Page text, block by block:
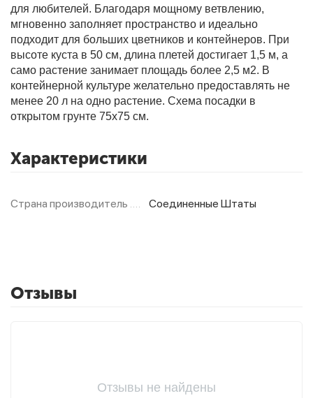
для любителей. Благодаря мощному ветвлению,
мгновенно заполняет пространство и идеально
подходит для больших цветников и контейнеров. При
высоте куста в 50 см, длина плетей достигает 1,5 м, а
само растение занимает площадь более 2,5 м2. В
контейнерной культуре желательно предоставлять не
менее 20 л на одно растение. Схема посадки в
открытом грунте 75х75 см.
Характеристики
Страна производитель Соединенные Штаты
Отзывы
Отзывы не найдены